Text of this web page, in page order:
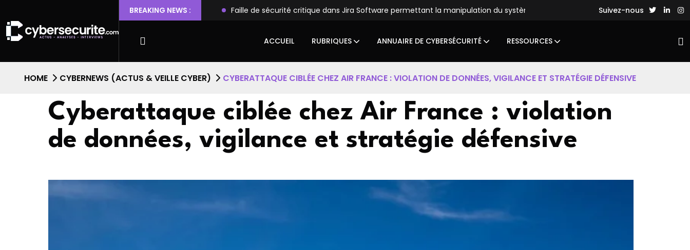
BREAKING NEWS :
l’escalade de privilèges et l’accès root Faille de sécurité critique dans Jira Software permettant la manipulation du système de fichiers Des hackers chinois lancent des
Suivez-nous
ACCUEIL RUBRIQUES ANNUAIRE DE CYBERSÉCURITÉ RESSOURCES
HOME CYBERNEWS (ACTUS & VEILLE CYBER) CYBERATTAQUE CIBLÉE CHEZ AIR FRANCE : VIOLATION DE DONNÉES, VIGILANCE ET STRATÉGIE DÉFENSIVE
Cyberattaque ciblée chez Air France : violation
de données, vigilance et stratégie défensive